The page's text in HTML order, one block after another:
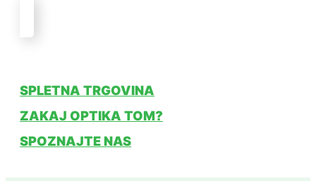
SPLETNA TRGOVINA
ZAKAJ OPTIKA TOM?
SPOZNAJTE NAS